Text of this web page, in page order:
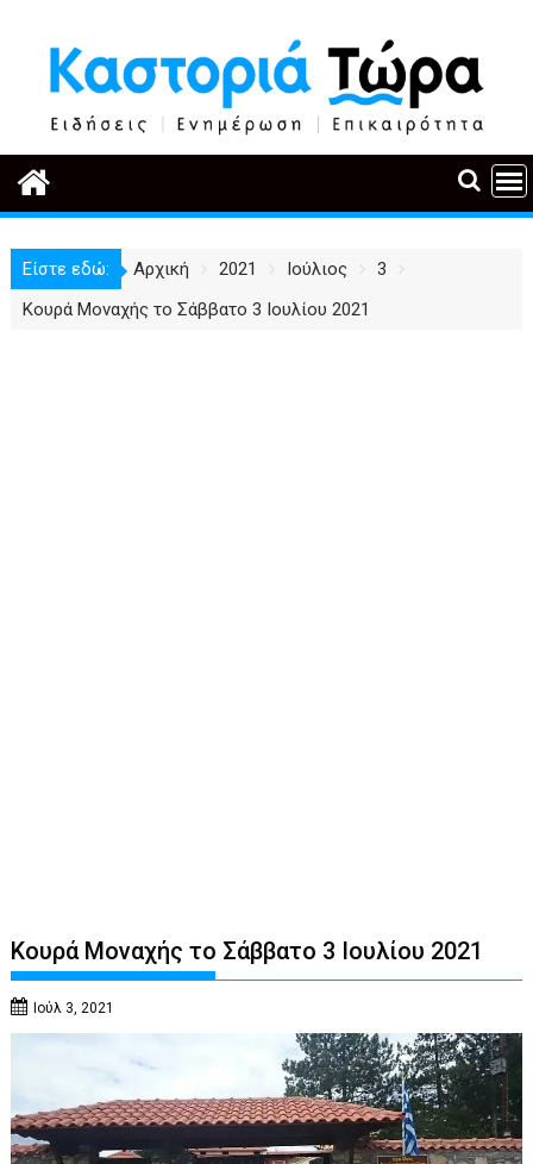
περιεχόμενο
Είστε εδώ: Αρχική 2021 Ιούλιος
3
Κουρά Μοναχής το Σάββατο 3 Ιουλίου 2021
Κουρά Μοναχής το Σάββατο 3 Ιουλίου 2021
Ιούλ 3, 2021